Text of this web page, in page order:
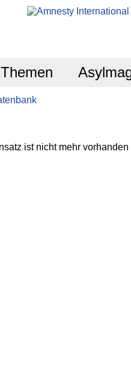
Themen
ist nicht mehr